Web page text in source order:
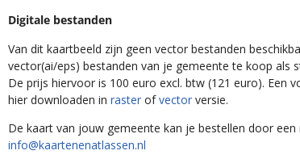
Digitale bestanden
Van dit kaartbeeld zijn geen vector bestanden
vector(ai/eps) bestanden van je gemeente te koop als
De prijs hiervoor is 100 euro excl. btw (121 euro). Een
hier downloaden in raster ofvector versie.
De kaart van jouw gemeente kan je bestellen door
info@kaartenenatlassen.nl